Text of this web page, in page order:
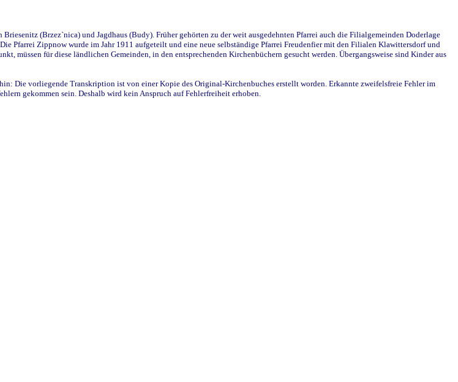
(Brzez`nica) und Jagdhaus (Budy). Früher gehörten zu der weit ausgedehnten Pfarrei auch die Filialgemeinden Doderlage
Pfarrei Zippnow wurde im Jahr 1911 aufgeteilt und eine neue selbständige Pfarrei Freudenfier mit den Filialen Klawittersdorf und
müssen für diese ländlichen Gemeinden, in den entsprechenden Kirchenbüchern gesucht werden. Übergangsweise sind Kinder aus
Die vorliegende Transkription ist von einer Kopie des Original-Kirchenbuches erstellt worden. Erkannte zweifelsfreie Fehler im
gekommen sein. Deshalb wird kein Anspruch auf Fehlerfreiheit erhoben.